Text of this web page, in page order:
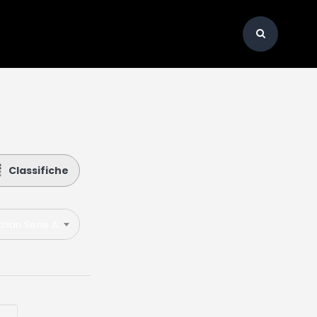
Classifiche
Serie A 2021-2022